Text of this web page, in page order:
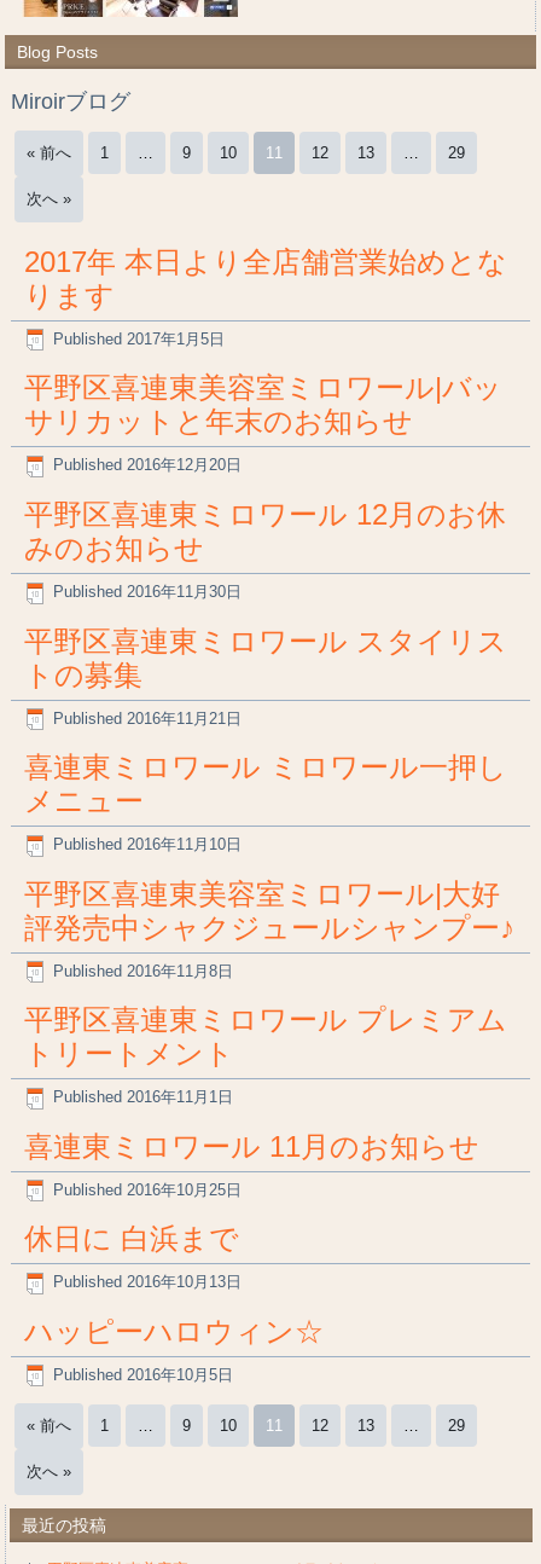
Blog Posts
Miroirブログ
« 前へ 1 9 10 11 12 13 29
次へ »
2017年 本日より全店舗営業始めとな
ります
Published 2017年1月5日
平野区喜連東美容室ミロワール|バッ
サリカットと年末のお知らせ
Published 2016年12月20日
平野区喜連東ミロワール 12月のお休
みのお知らせ
Published 2016年11月30日
平野区喜連東ミロワール スタイリス
トの募集
Published 2016年11月21日
喜連東ミロワール ミロワール一押し
メニュー
Published 2016年11月10日
平野区喜連東美容室ミロワール|大好
評発売中シャクジュールシャンプー♪
Published 2016年11月8日
平野区喜連東ミロワール プレミアム
トリートメント
Published 2016年11月1日
喜連東ミロワール 11月のお知らせ
Published 2016年10月25日
休日に 白浜まで
Published 2016年10月13日
ハッピーハロウィン☆
Published 2016年10月5日
« 前へ 1 … 9 10 11 12 13 … 29
次へ »
最近の投稿